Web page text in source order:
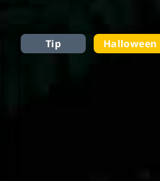
Tip Halloween